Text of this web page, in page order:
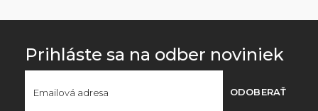
Prihláste sa na odber noviniek
ODOBERAŤ